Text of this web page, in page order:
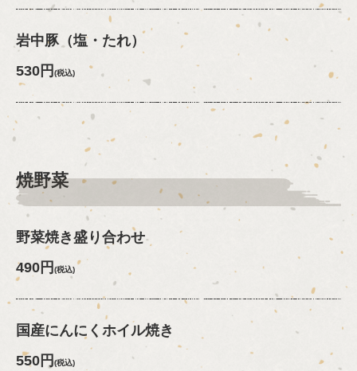
岩中豚（塩・たれ）
530円 (税込)
焼野菜
野菜焼き盛り合わせ
490円 (税込)
国産にんにくホイル焼き
550円(税込)